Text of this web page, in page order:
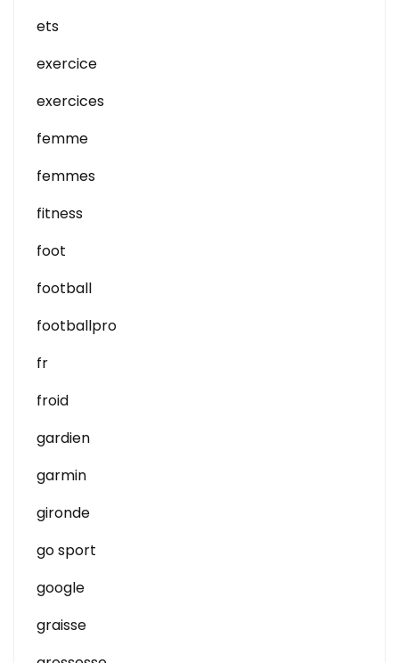
ets
exercice
exercices
femme
femmes
fitness
foot
football
footballpro
fr
froid
gardien
garmin
gironde
go sport
google
graisse